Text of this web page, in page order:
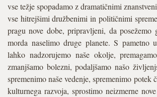
vse težje spopadamo z dramatičnimi
vse hitrejšimi družbenimi in političnimi
pragu nove dobe, pripravljeni, da
morda naselimo druge planete. S pametno
lahko nadzorujemo naše okolje,
zmanjšamo bolezni, podaljšamo našo
spremenimo naše vedenje, spremenimo potek
kulturnega razvoja, sprostimo neizmerne